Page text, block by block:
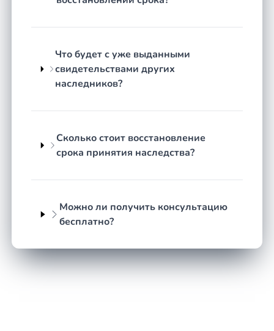
срока на основании статьи 1155 Гражданского
Внесудебный способ с согласия
наследников
стоимости имущества. Однако срабатывает редко,
так как другие наследники чаще всего не
согласие. Если хотя бы один против, остаётся
дел проходят именно через суд.
причиной пропуска
Что будет с уже выданными
свидетельствами других
наследников?
Сколько стоит восстановление
срока принятия наследства?
Можно ли получить консультацию
бесплатно?